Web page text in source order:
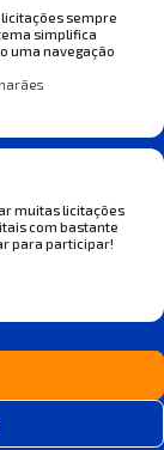
sempre
simplifica
uma navegação
muitas licitações
com bastante
para participar!